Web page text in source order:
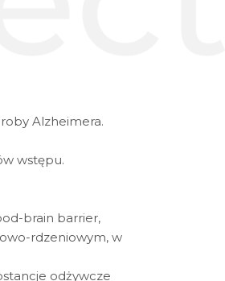
Alzheimera.
wstępu.
brain barrier,
rdzeniowym, w
odżywcze